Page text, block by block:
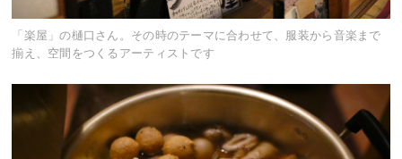
「楽屋」の樋口さん。その時のテーマに合わせて、服装から音楽まで
揃え、空間をつくるアーティストです